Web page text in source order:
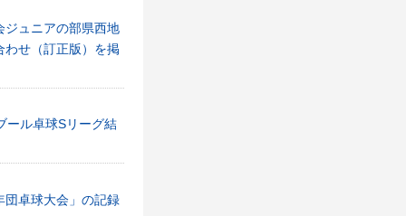
ジュニアの部県西地
わせ（訂正版）を掲
ール卓球Sリーグ結
団卓球大会」の記録